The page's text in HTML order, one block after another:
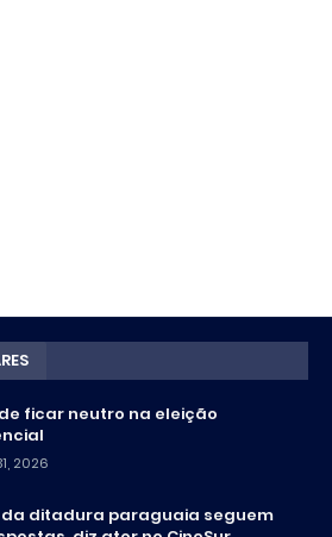
ficar neutro na eleição
2026
da ditadura paraguaia seguem